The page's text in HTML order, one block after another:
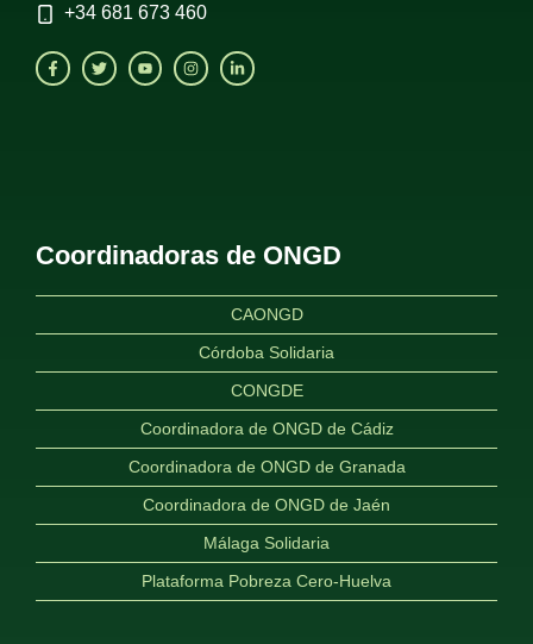
+34 681 673 460
Coordinadoras de ONGD
CAONGD
Córdoba Solidaria
CONGDE
Coordinadora de ONGD de Cádiz
Coordinadora de ONGD de Granada
Coordinadora de ONGD de Jaén
Málaga Solidaria
Plataforma Pobreza Cero-Huelva